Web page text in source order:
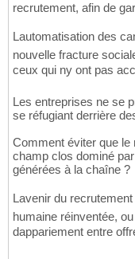
recrutement, afin de
Lautomatisation des
nouvelle fracture
ceux qui ny ont pas
Les entreprises ne se
se réfugiant derrière
Comment éviter que le
champ clos dominé
générées à la chaîne ?
Lavenir du
humaine réinventée,
dappariement entre